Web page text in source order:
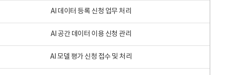
AI 데이터 등록 신청 업무 처리
AI 공간 데이터 이용 신청 관리
AI 모델 평가 신청 접수 및 처리